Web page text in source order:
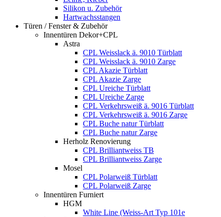
Silikon u. Zubehör
Hartwachsstangen
Türen / Fenster & Zubehör
Innentüren Dekor+CPL
Astra
CPL Weisslack ä. 9010 Türblatt
CPL Weisslack ä. 9010 Zarge
CPL Akazie Türblatt
CPL Akazie Zarge
CPL Ureiche Türblatt
CPL Ureiche Zarge
CPL Verkehrsweiß ä. 9016 Türblatt
CPL Verkehrsweiß ä. 9016 Zarge
CPL Buche natur Türblatt
CPL Buche natur Zarge
Herholz Renovierung
CPL Brilliantweiss TB
CPL Brilliantweiss Zarge
Mosel
CPL Polarweiß Türblatt
CPL Polarweiß Zarge
Innentüren Furniert
HGM
White Line (Weiss-Art Typ 101e